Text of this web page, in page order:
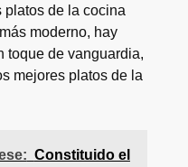
de la cocina
moderno, hay
toque de vanguardia,
mejores platos de la
Constituido el